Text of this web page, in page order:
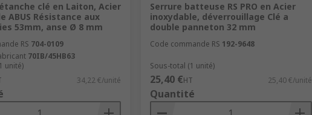
clé en Laiton, Acier
ABUS Résistance aux
53mm, anse Ø 8 mm
RS 704-0109
70IB/45HB63
unité)
34,22 €/unité
Serrure batteuse RS PRO en Acier
inoxydable, déverrouillage Clé a
double panneton 32 mm
Code commande RS 192-9648
Sous-total (1 unité)
25,40 €HT 25,40 €/unité
Quantité